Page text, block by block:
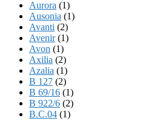
Aurora (1)
Ausonia (1)
Avanti (2)
Avenir(1)
Avon (1)
Axilia (2)
Azalia (1)
B 127 (2)
B 69/16 (1)
B 922/6 (2)
B.C.04 (1)